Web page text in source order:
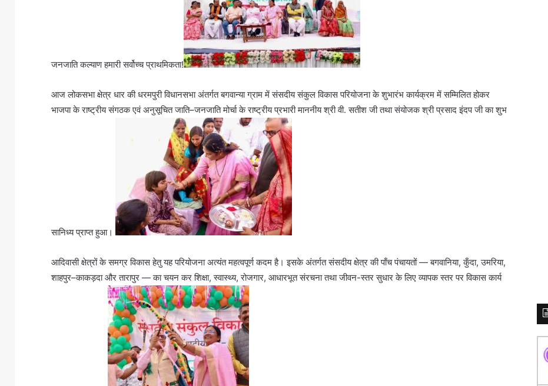
जनजाति कल्याण हमारी सर्वोच्च प्राथमिकता!
आज लोकसभा क्षेत्र धार की धरमपुरी विधानसभा अंतर्गत बगवान्या ग्राम में संसदीय संकुल विकास परियोजना के शुभारंभ कार्यक्रम में सम्मिलित होकर
भाजपा के राष्ट्रीय संगठक एवं अनुसूचित जाति–जनजाति मोर्चा के राष्ट्रीय प्रभारी माननीय श्री वी. सतीश जी तथा संयोजक श्री प्रसाद इंदप जी का शुभ
सानिध्य प्राप्त हुआ।
आदिवासी क्षेत्रों के समग्र विकास हेतु यह परियोजना अत्यंत महत्वपूर्ण कदम है। इसके अंतर्गत संसदीय क्षेत्र की पाँच पंचायतों — बगवानिया, कुँदा, उमरिया,
शाहपुर–काकड़दा और तारापुर — का चयन कर शिक्षा, स्वास्थ्य, रोजगार, आधारभूत संरचना तथा जीवन-स्तर सुधार के लिए व्यापक स्तर पर विकास कार्य